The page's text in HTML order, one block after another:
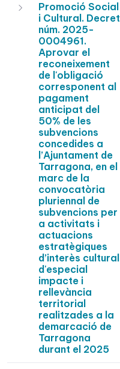
Promoció Social
i Cultural. Decret
núm. 2025-
0004961.
Aprovar el
reconeixement
de l'obligació
corresponent al
pagament
anticipat del
50% de les
subvencions
concedides a
l’Ajuntament de
Tarragona, en el
marc de la
convocatòria
pluriennal de
subvencions per
a activitats i
actuacions
estratègiques
d’interès cultural
d'especial
impacte i
rellevància
territorial
realitzades a la
demarcació de
Tarragona
durant el 2025